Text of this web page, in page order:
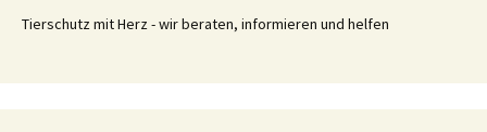
Tierschutz mit Herz - wir beraten, informieren und helfen